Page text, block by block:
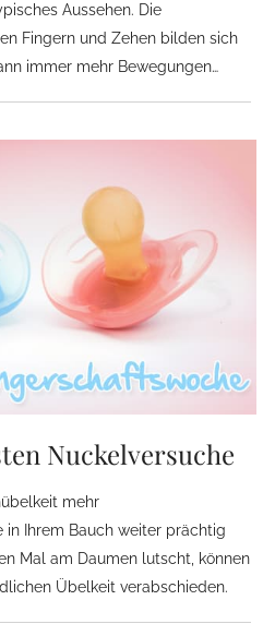
Aussehen. Die
Fingern und Zehen bilden sich
immer mehr Bewegungen…
Nuckelversuche
mehr
in Ihrem Bauch weiter prächtig
Mal am Daumen lutscht, können
Übelkeit verabschieden.